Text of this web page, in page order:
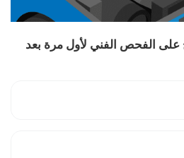
الفحص الفني لأول مرة بعد